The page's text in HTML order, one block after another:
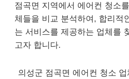
점곡면 지역에서 에어컨 청소
체들을 비교 분석하여, 합리적
는 서비스를 제공하는 업체를
고자 합니다.
의성군 점곡면 에어컨 청소